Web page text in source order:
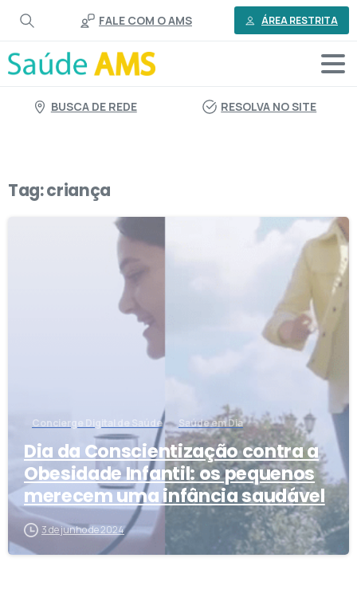
conteúdo
FALE COM O AMS ÁREA RESTRITA
BUSCA DE REDE RESOLVA NO SITE
Tag:criança
1
Concierge Digital de Saúde Saúde em Dia
Dia da Conscientização contra a
Obesidade Infantil: os pequenos
merecem uma infância saudável
3 de junho de 2024